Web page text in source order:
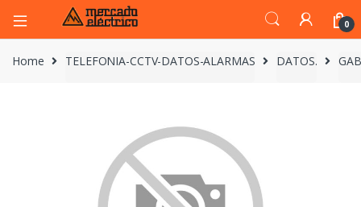
0
Home TELEFONIA-CCTV-DATOS-ALARMAS DATOS.